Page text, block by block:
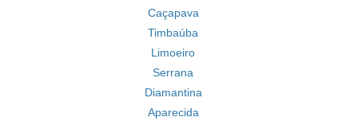
Caçapava
Timbaúba
Limoeiro
Serrana
Diamantina
Aparecida